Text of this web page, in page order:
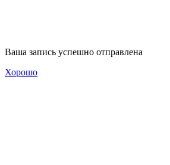
Ваша запись успешно отправлена
Хорошо